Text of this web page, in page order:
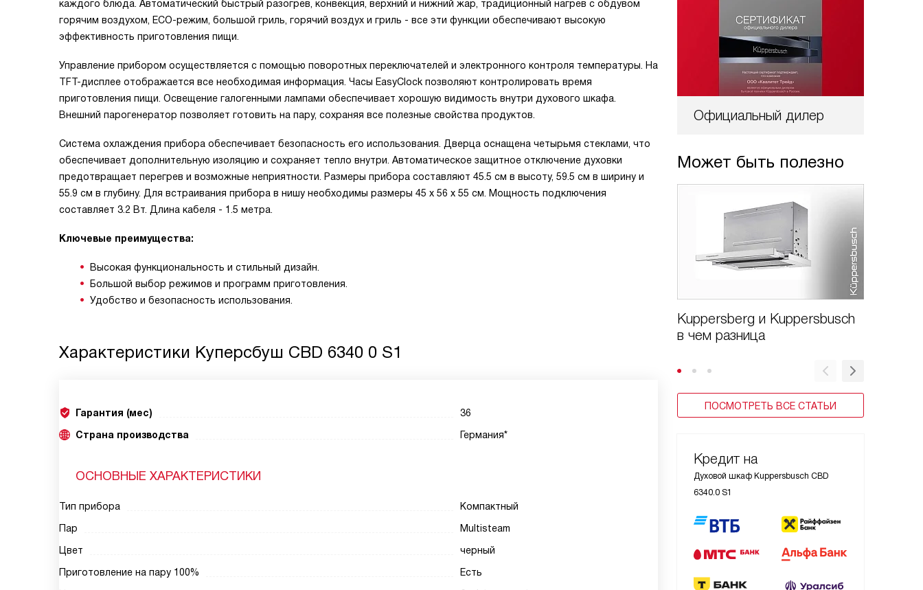
Официальный дилер
Может быть полезно
Kuppersberg и Kuppersbusch
в чем разница
ПОСМОТРЕТЬ ВСЕ СТАТЬИ
Кредит на
Духовой шкаф Kuppersbusch CBD
6340.0 S1
каждого блюда. Автоматический быстрый разогрев, конвекция, верхний и нижний жар, традиционный нагрев с обдувом
горячим воздухом, ECO-режим, большой гриль, горячий воздух и гриль - все эти функции обеспечивают высокую
эффективность приготовления пищи.
Управление прибором осуществляется с помощью поворотных переключателей и электронного контроля температуры. На
TFT-дисплее отображается все необходимая информация. Часы EasyClock позволяют контролировать время
приготовления пищи. Освещение галогенными лампами обеспечивает хорошую видимость внутри духового шкафа.
Внешний парогенератор позволяет готовить на пару, сохраняя все полезные свойства продуктов.
Система охлаждения прибора обеспечивает безопасность его использования. Дверца оснащена четырьмя стеклами, что
обеспечивает дополнительную изоляцию и сохраняет тепло внутри. Автоматическое защитное отключение духовки
предотвращает перегрев и возможные неприятности. Размеры прибора составляют 45.5 см в высоту, 59.5 см в ширину и
55.9 см в глубину. Для встраивания прибора в нишу необходимы размеры 45 х 56 х 55 см. Мощность подключения
составляет 3.2 Вт. Длина кабеля - 1.5 метра.
Ключевые преимущества:
Высокая функциональность и стильный дизайн.
Большой выбор режимов и программ приготовления.
Удобство и безопасность использования.
Характеристики Куперсбуш CBD 6340 0 S1
Гарантия (мес)
36
Страна производства
Германия*
ОСНОВНЫЕ ХАРАКТЕРИСТИКИ
Тип прибора
Компактный
Пар
Multisteam
Цвет
черный
Приготовление на пару 100%
Есть